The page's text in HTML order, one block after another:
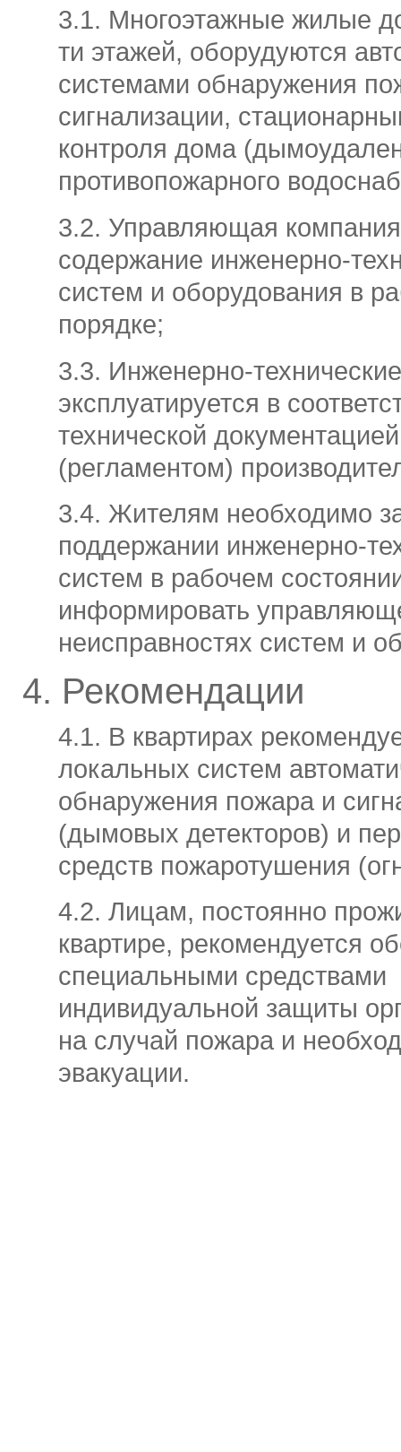
3.1. Многоэтажные жилые
ти этажей, оборудуются
системами обнаружения
сигнализации,
контроля дома
противопожарного
3.2. Управляющая
содержание инженерно-
систем и оборудования в
порядке;
3.3. Инженерно-
эксплуатируется в
технической документацией
(регламентом)
3.4. Жителям необходимо
поддержании инженерно-
систем в рабочем
информировать
неисправностях систем и
4. Рекомендации
4.1. В квартирах
локальных систем
обнаружения пожара и
(дымовых детекторов) и
средств пожаротушения
4.2. Лицам, постоянно
квартире, рекомендуется
специальными средствами
индивидуальной защиты
на случай пожара и
эвакуации.